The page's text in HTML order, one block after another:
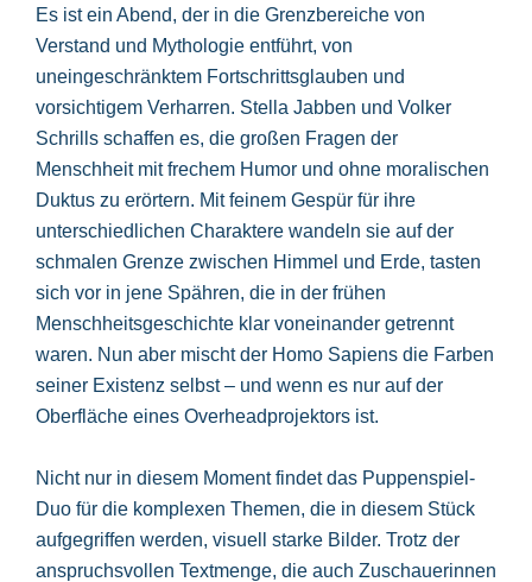
Es ist ein Abend, der in die Grenzbereiche von
Verstand und Mythologie entführt, von
uneingeschränktem Fortschrittsglauben und
vorsichtigem Verharren. Stella Jabben und Volker
Schrills schaffen es, die großen Fragen der
Menschheit mit frechem Humor und ohne moralischen
Duktus zu erörtern. Mit feinem Gespür für ihre
unterschiedlichen Charaktere wandeln sie auf der
schmalen Grenze zwischen Himmel und Erde, tasten
sich vor in jene Spähren, die in der frühen
Menschheitsgeschichte klar voneinander getrennt
waren. Nun aber mischt der Homo Sapiens die Farben
seiner Existenz selbst – und wenn es nur auf der
Oberfläche eines Overheadprojektors ist.
Nicht nur in diesem Moment findet das Puppenspiel-
Duo für die komplexen Themen, die in diesem Stück
aufgegriffen werden, visuell starke Bilder. Trotz der
anspruchsvollen Textmenge, die auch Zuschauerinnen